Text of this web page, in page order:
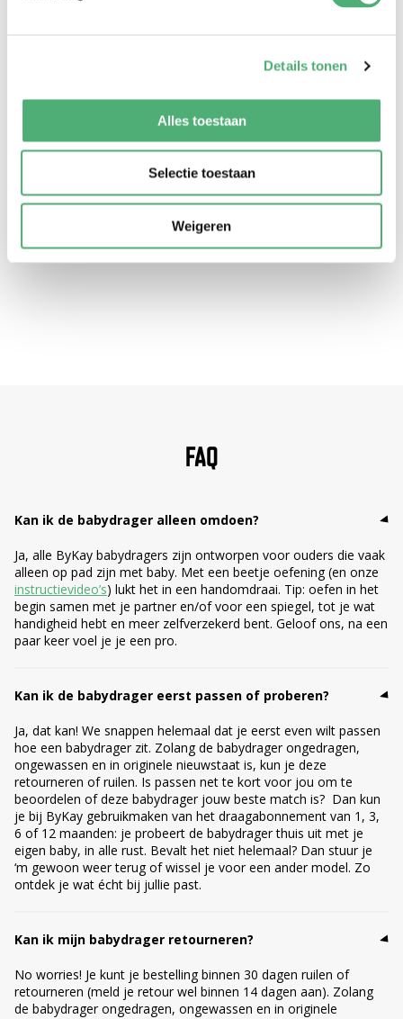
Details tonen
Alles toestaan
Selectie toestaan
Weigeren
FAQ
Kan ik de babydrager alleen omdoen?
Ja, alle ByKay babydragers zijn ontworpen voor ouders die vaak
alleen op pad zijn met baby. Met een beetje oefening (en onze
instructievideo’s) lukt het in een handomdraai. Tip: oefen in het
begin samen met je partner en/of voor een spiegel, tot je wat
handigheid hebt en meer zelfverzekerd bent. Geloof ons, na een
paar keer voel je je een pro.
Kan ik de babydrager eerst passen of proberen?
Ja, dat kan! We snappen helemaal dat je eerst even wilt passen
hoe een babydrager zit. Zolang de babydrager ongedragen,
ongewassen en in originele nieuwstaat is, kun je deze
retourneren of ruilen. Is passen net te kort voor jou om te
beoordelen of deze babydrager jouw beste match is? Dan kun
je bij ByKay gebruikmaken van het draagabonnement van 1, 3,
6 of 12 maanden: je probeert de babydrager thuis uit met je
eigen baby, in alle rust. Bevalt het niet helemaal? Dan stuur je
‘m gewoon weer terug of wissel je voor een ander model. Zo
ontdek je wat écht bij jullie past.
Kan ik mijn babydrager retourneren?
No worries! Je kunt je bestelling binnen 30 dagen ruilen of
retourneren (meld je retour wel binnen 14 dagen aan). Zolang
de babydrager ongedragen, ongewassen en in originele